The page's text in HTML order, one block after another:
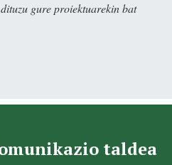
gure proiektuarekin bat
taldea